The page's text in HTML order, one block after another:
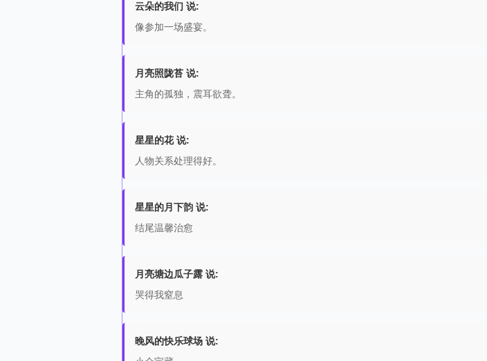
云朵的我们 说:
像参加一场盛宴。
月亮照陇苔 说:
主角的孤独，震耳欲聋。
星星的花 说:
人物关系处理得好。
星星的月下韵 说:
结尾温馨治愈
月亮塘边瓜子露 说:
哭得我窒息
晚风的快乐球场 说: